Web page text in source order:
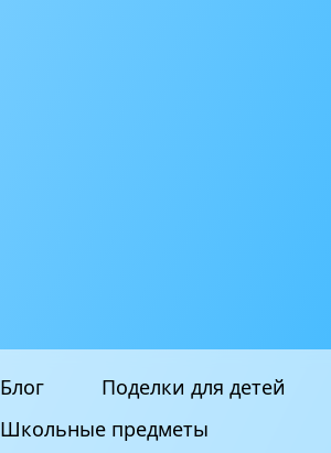
Блог Поделки для детей
Школьные предметы